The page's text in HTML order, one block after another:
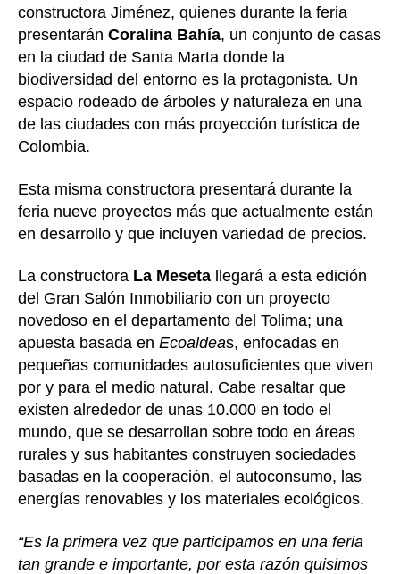
constructora Jiménez, quienes durante la feria
presentarán Coralina Bahía, un conjunto de casas
en la ciudad de Santa Marta donde la
biodiversidad del entorno es la protagonista. Un
espacio rodeado de árboles y naturaleza en una
de las ciudades con más proyección turística de
Colombia.
Esta misma constructora presentará durante la
feria nueve proyectos más que actualmente están
en desarrollo y que incluyen variedad de precios.
La constructora La Meseta llegará a esta edición
del Gran Salón Inmobiliario con un proyecto
novedoso en el departamento del Tolima; una
apuesta basada en Ecoaldeas, enfocadas en
pequeñas comunidades autosuficientes que viven
por y para el medio natural. Cabe resaltar que
existen alrededor de unas 10.000 en todo el
mundo, que se desarrollan sobre todo en áreas
rurales y sus habitantes construyen sociedades
basadas en la cooperación, el autoconsumo, las
energías renovables y los materiales ecológicos.
“Es la primera vez que participamos en una feria
tan grande e importante, por esta razón quisimos